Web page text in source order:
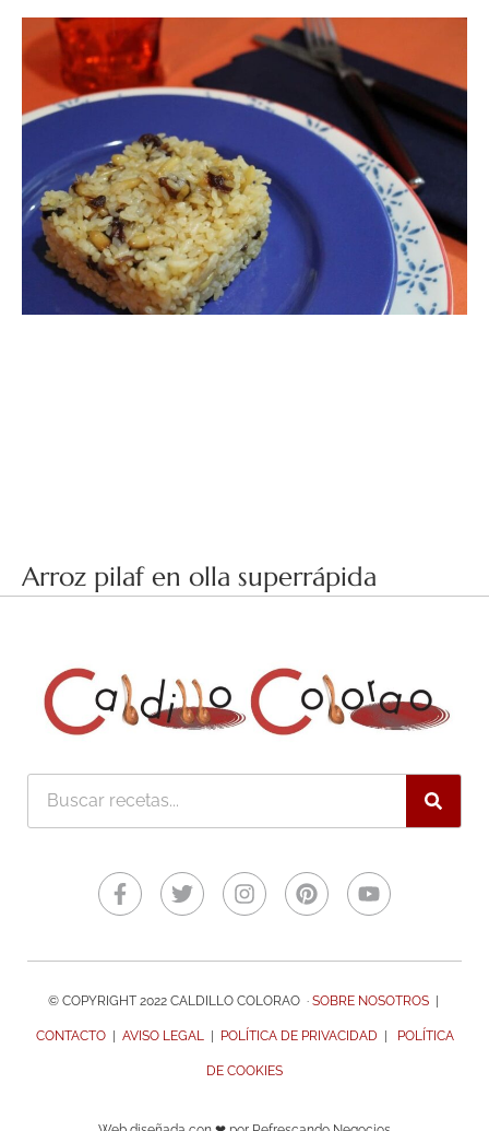
Arroz pilaf en olla superrápida
Buscar
f
© COPYRIGHT 2022 CALDILLO COLORAO · SOBRE NOSOTROS|
CONTACTO| AVISO LEGAL | POLÍTICA DE PRIVACIDAD | POLÍTICA
DE COOKIES